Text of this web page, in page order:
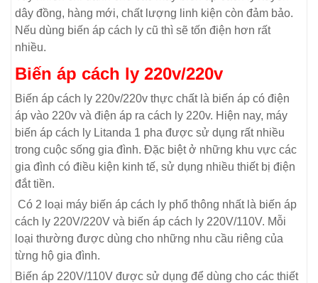
dây đồng, hàng mới, chất lượng linh kiện còn đảm bảo.
Nếu dùng biến áp cách ly cũ thì sẽ tốn điện hơn rất
nhiều.
Biến áp cách ly 220v/220v
Biến áp cách ly 220v/220v thực chất là biến áp có điện
áp vào 220v và điện áp ra cách ly 220v. Hiện nay, máy
biến áp cách ly Litanda 1 pha được sử dụng rất nhiều
trong cuộc sống gia đình. Đặc biệt ở những khu vực các
gia đình có điều kiện kinh tế, sử dụng nhiều thiết bị điện
đắt tiền.
Có 2 loại máy biến áp cách ly phổ thông nhất là biến áp
cách ly 220V/220V và biến áp cách ly 220V/110V. Mỗi
loại thường được dùng cho những nhu cầu riêng của
từng hộ gia đình.
Biến áp 220V/110V được sử dụng để dùng cho các thiết